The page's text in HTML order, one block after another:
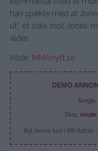
han spøkte med at
ut”, et stikk mot Jones’
alder.
Kilde: MMAnytt.se
DEMO
Single
Slug:
Byt denna kod i WP Admin